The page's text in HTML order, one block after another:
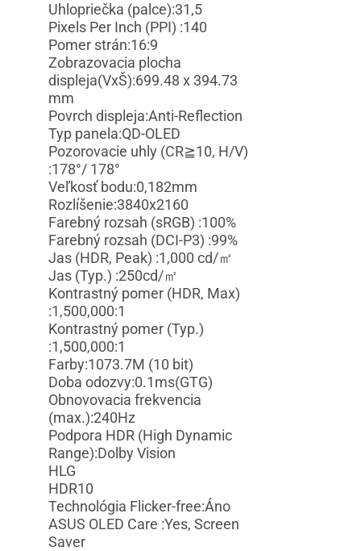
Uhlopriečka (palce):31,5
Pixels Per Inch (PPI) :140
Pomer strán:16:9
Zobrazovacia plocha
displeja(VxŠ):699.48 x 394.73
mm
Povrch displeja:Anti-Reflection
Typ panela:QD-OLED
Pozorovacie uhly (CR≧10, H/V)
:178°/ 178°
Veľkosť bodu:0,182mm
Rozlíšenie:3840x2160
Farebný rozsah (sRGB) :100%
Farebný rozsah (DCI-P3) :99%
Jas (HDR, Peak) :1,000 cd/㎡
Jas (Typ.) :250cd/㎡
Kontrastný pomer (HDR, Max)
:1,500,000:1
Kontrastný pomer (Typ.)
:1,500,000:1
Farby:1073.7M (10 bit)
Doba odozvy:0.1ms(GTG)
Obnovovacia frekvencia
(max.):240Hz
Podpora HDR (High Dynamic
Range):Dolby Vision
HLG
HDR10
Technológia Flicker-free:Áno
ASUS OLED Care :Yes, Screen
Saver